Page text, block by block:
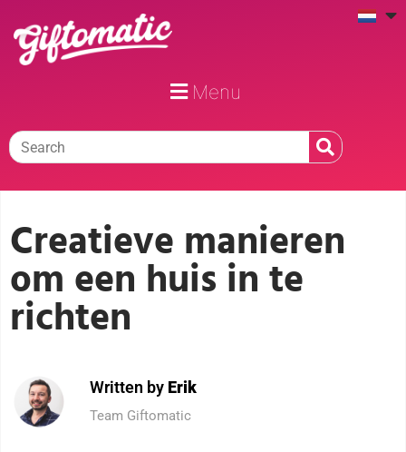
Menu
Creatieve manieren
om een huis in te
richten
Written by Erik
Team Giftomatic